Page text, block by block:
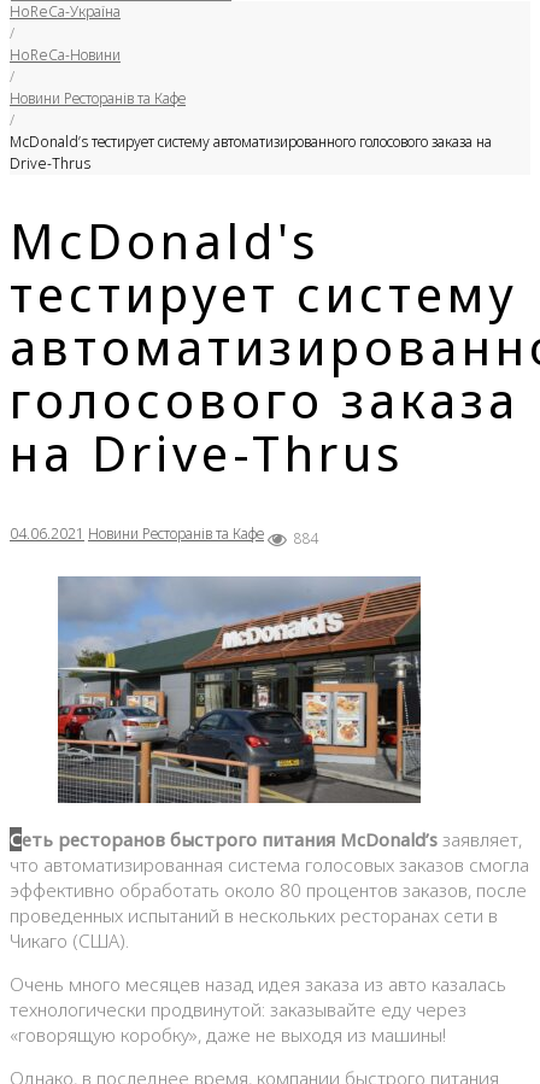
HoReCa-Україна
/
HoReCa-Новини
/
Новини Ресторанів та Кафе
/
McDonald’s тестирует систему автоматизированного голосового заказа на
Drive-Thrus
McDonald's
тестирует систему
голосового заказа
на Drive-Thrus
04.06.2021 Новини Ресторанів та Кафе 884
Сеть ресторанов быстрого питания McDonald’s заявляет,
что автоматизированная система голосовых заказов смогла
эффективно обработать около 80 процентов заказов, после
проведенных испытаний в нескольких ресторанах сети в
Чикаго (США).
Очень много месяцев назад идея заказа из авто казалась
технологически продвинутой: заказывайте еду через
«говорящую коробку», даже не выходя из машины!
Однако, в последнее время, компании быстрого питания